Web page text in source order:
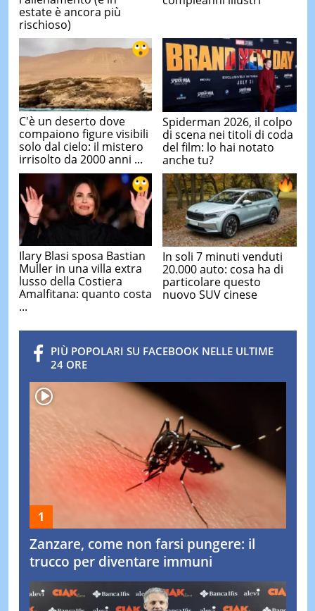
estate è ancora più
rischioso)
C'è un deserto dove
compaiono figure visibili
solo dal cielo: il mistero
irrisolto da 2000 anni ...
Spiderman 2026, il colpo
di scena nei titoli di coda
del film: lo hai notato
anche tu?
Ilary Blasi sposa Bastian
Muller in una villa extra
lusso della Costiera
Amalfitana: quanto costa
...
In soli 7 minuti venduti
20.000 auto: cosa ha di
particolare questo
nuovo SUV cinese
PIÙ POPOLARI SU FACEBOOK NELLE ULTIME
24 ORE
Zanzare, come non farsi pungere: il
trucco per diventare immuni